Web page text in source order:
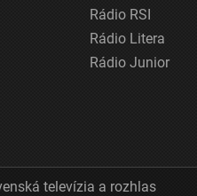
Rádio RSI
Rádio Litera
Rádio Junior
televízia a rozhlas